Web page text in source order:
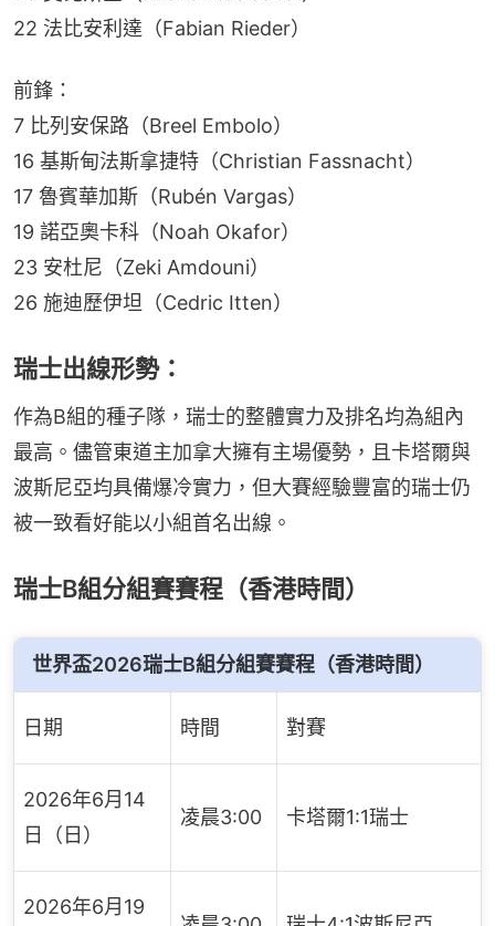
22 法比安利達（Fabian Rieder）
前鋒：
7 比列安保路（Breel Embolo）
16 基斯甸法斯拿捷特（Christian Fassnacht）
17 魯賓華加斯（Rubén Vargas）
19 諾亞奧卡科（Noah Okafor）
23 安杜尼（Zeki Amdouni）
26 施迪歷伊坦（Cedric Itten）
瑞士出線形勢：
作為B組的種子隊，瑞士的整體實力及排名均為組內
最高。儘管東道主加拿大擁有主場優勢，且卡塔爾與
波斯尼亞均具備爆冷實力，但大賽經驗豐富的瑞士仍
被一致看好能以小組首名出線。
瑞士B組分組賽賽程（香港時間）
世界盃2026瑞士B組分組賽賽程（香港時間）
日期 時間 對賽
2026年6月14
日（日）
凌晨3:00 卡塔爾1:1瑞士
2026年6月19